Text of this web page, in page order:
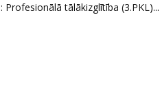
tālākizglītība (3.PKL)...